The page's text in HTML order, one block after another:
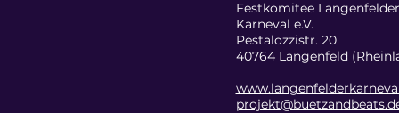
Festkomitee Langenfelder
Karneval e.V.
Pestalozzistr. 20
40764 Langenfeld